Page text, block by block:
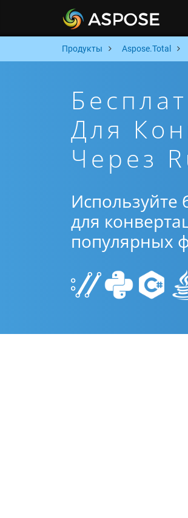
Продукты Aspose.Total
Для
Через
Используйте
для
популярных